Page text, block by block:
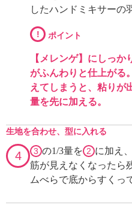
したハンドミキサーの
! ポイント
【メレンゲ】にしっ
がふんわりと仕上がる
えてしまうと、粘りが
量を先に加える。
生地を合わせ、型に入れる
4 3 の1/3量を 2 に加え
筋が見えなくなったら
ムべらで底からすくっ